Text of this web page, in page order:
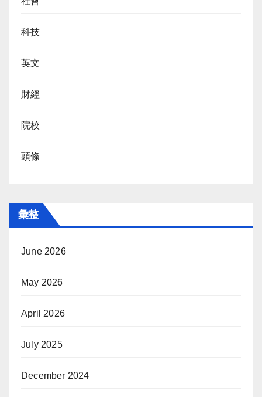
科技
英文
財經
院校
頭條
彙整
June 2026
May 2026
April 2026
July 2025
December 2024